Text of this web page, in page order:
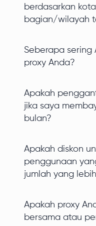
berdasarkan
bagian/wilayah
Seberapa sering
proxy Anda?
Apakah
jika saya
bulan?
Apakah diskon
penggunaan
jumlah yang
Apakah proxy
bersama atau